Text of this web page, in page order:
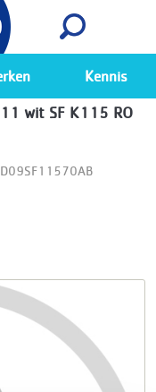
Bekijk
Kennis
wit SF K115 RO